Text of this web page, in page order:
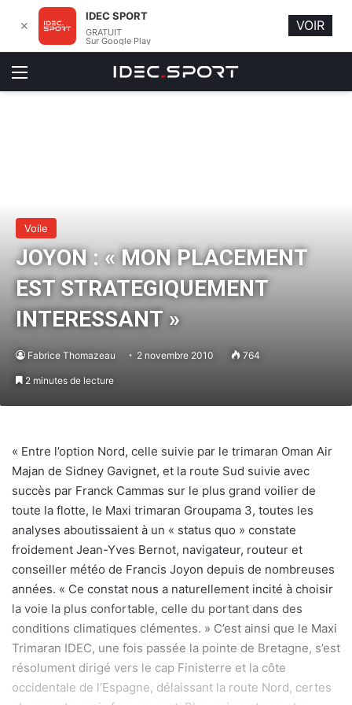
Menu
Voile
JOYON : « MON PLACEMENT
EST STRATEGIQUEMENT
INTERESSANT »
Fabrice Thomazeau 2 novembre 2010 764
2 minutes de lecture
« Entre l’option Nord, celle suivie par le trimaran Oman Air
Majan de Sidney Gavignet, et la route Sud suivie avec
succès par Franck Cammas sur le plus grand voilier de
toute la flotte, le Maxi trimaran Groupama 3, toutes les
analyses aboutissaient à un « status quo » constate
froidement Jean-Yves Bernot, navigateur, routeur et
conseiller météo de Francis Joyon depuis de nombreuses
années. « Ce constat nous a naturellement incité à choisir
la voie la plus confortable, celle du portant dans des
conditions climatiques clémentes. » C’est ainsi que le Maxi
Trimaran IDEC, une fois passée la pointe de Bretagne, s’est
résolument dirigé vers le cap Finisterre et la côte
occidentale de l’Espagne, délaissant la route Nord, certes
✕
IDEC SPORT
GRATUIT
Sur Google Play
VOIR